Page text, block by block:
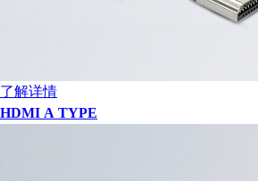
了解详情
HDMI A TYPE